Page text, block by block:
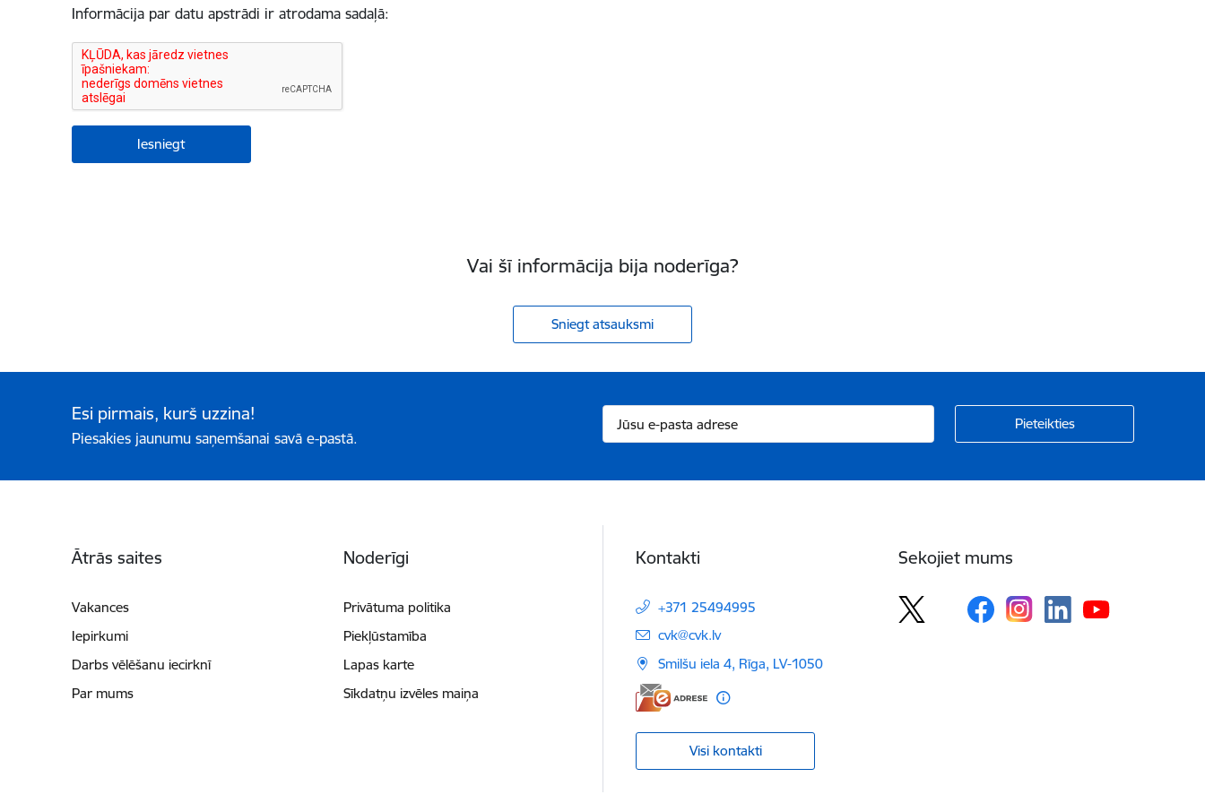
Informācija par datu apstrādi ir atrodama sadaļā:
Vai šī informācija bija noderīga?
Sniegt atsauksmi
Esi pirmais, kurš uzzina!
Piesakies jaunumu saņemšanai savā e-pastā.
Ātrās saites
Vakances
Iepirkumi
Darbs vēlēšanu iecirknī
Par mums
Noderīgi
Privātuma politika
Piekļūstamība
Lapas karte
Sīkdatņu izvēles maiņa
Kontakti
+371 25494995
E-pasts:
cvk@cvk.lv
Smilšu iela 4, Rīga, LV-1050
Visi kontakti
Sekojiet mums